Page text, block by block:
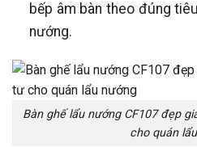
bếp âm bàn theo đúng
nướng.
Bàn ghế lẩu nướng CF107 đẹp
cho quán